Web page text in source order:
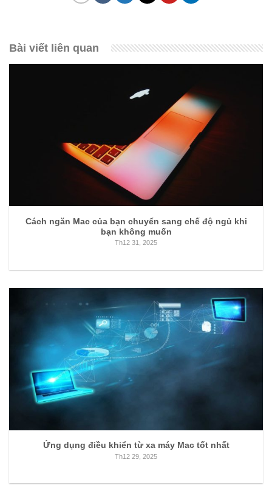
Bài viết liên quan
Cách ngăn Mac của bạn chuyển sang chế độ ngủ khi
bạn không muốn
Th12 31, 2025
Ứng dụng điều khiển từ xa máy Mac tốt nhất
Th12 29, 2025